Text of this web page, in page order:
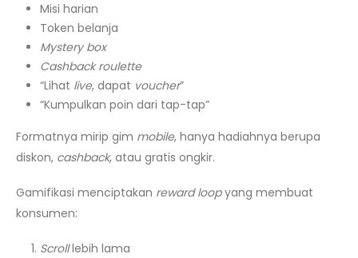
Misi harian
Token belanja
Mystery box
Cashback roulette
“Lihat live, dapat voucher”
“Kumpulkan poin dari tap-tap”
Formatnya mirip gim mobile, hanya hadiahnya berupa
diskon, cashback, atau gratis ongkir.
Gamifikasi menciptakan reward loopyang membuat
konsumen:
Scrolllebih lama